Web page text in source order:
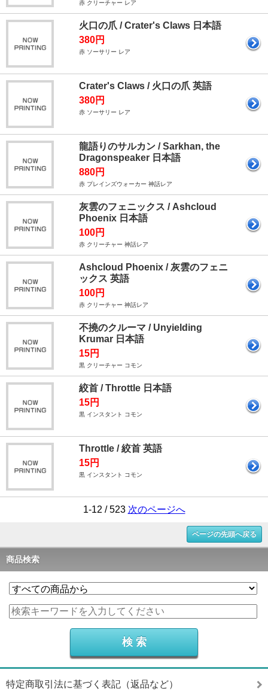
赤 クリーチャー レア
火口の爪 / Crater's Claws 日本語
380円
赤 ソーサリー レア
Crater's Claws / 火口の爪 英語
380円
赤 ソーサリー レア
龍語りのサルカン / Sarkhan, the
Dragonspeaker 日本語
880円
赤 プレインズウォーカー 神話レア
灰雲のフェニックス / Ashcloud
Phoenix 日本語
100円
赤 クリーチャー 神話レア
Ashcloud Phoenix / 灰雲のフェニ
ックス 英語
100円
赤 クリーチャー 神話レア
不撓のクルーマ / Unyielding
Krumar 日本語
15円
黒 クリーチャー コモン
絞首 / Throttle 日本語
15円
黒 インスタント コモン
Throttle / 絞首 英語
15円
黒 インスタント コモン
1-12 / 523 次のページへ
ページの先頭へ戻る
商品検索
特定商取引法に基づく表記（返品など）